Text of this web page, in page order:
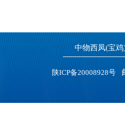
中物西凤(宝
陕ICP备20008928号